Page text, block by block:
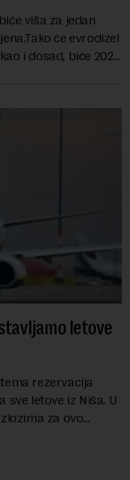
viša za jedan
će evrodizel
i dosad, biće 202
letove
rezervacija
sve letove iz Niša. U
za ovo